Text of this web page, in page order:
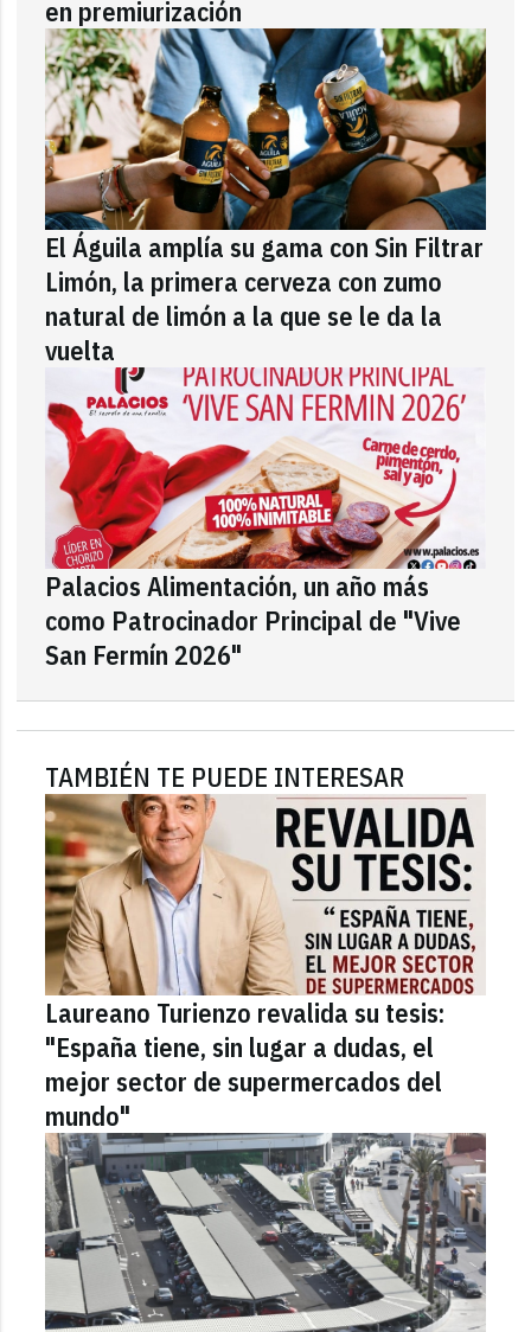
en premiurización
El Águila amplía su gama con Sin Filtrar
Limón, la primera cerveza con zumo
natural de limón a la que se le da la
vuelta
Palacios Alimentación, un año más
como Patrocinador Principal de "Vive
San Fermín 2026"
TAMBIÉN TE PUEDE INTERESAR
Laureano Turienzo revalida su tesis:
"España tiene, sin lugar a dudas, el
mejor sector de supermercados del
mundo"